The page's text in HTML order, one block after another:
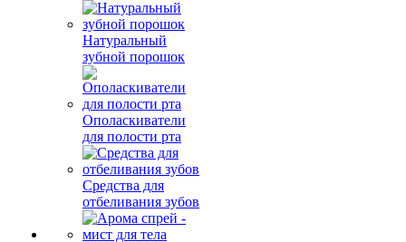
Натуральный
зубной порошок
Ополаскиватели
для полости рта
Средства для
отбеливания зубов